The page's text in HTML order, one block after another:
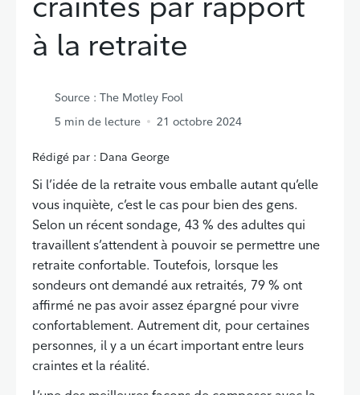
à la retraite
Source : The Motley Fool
5 min de lecture 21 octobre 2024
Rédigé par : Dana George
Si l’idée de la retraite vous emballe autant qu’elle
vous inquiète, c’est le cas pour bien des gens.
Selon un récent sondage, 43 % des adultes qui
travaillent s’attendent à pouvoir se permettre une
retraite confortable. Toutefois, lorsque les
sondeurs ont demandé aux retraités, 79 % ont
affirmé ne pas avoir assez épargné pour vivre
confortablement. Autrement dit, pour certaines
personnes, il y a un écart important entre leurs
craintes et la réalité.